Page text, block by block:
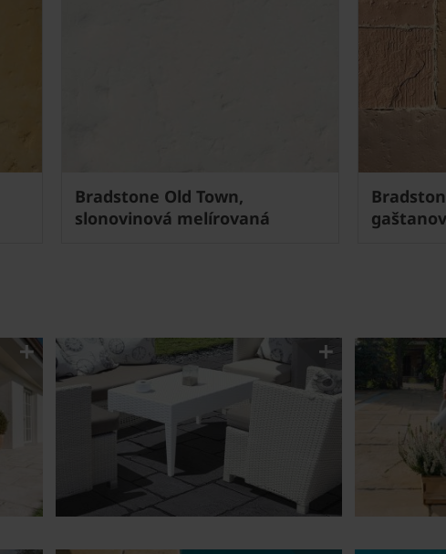
Bradstone Old Town,
slonovinová melírovaná